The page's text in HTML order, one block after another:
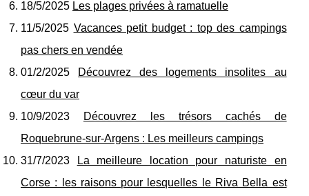
18/5/2025 Les plages privées à ramatuelle
11/5/2025 Vacances petit budget : top des campings
pas chers en vendée
01/2/2025
Découvrez des logements insolites au
cœur du var
10/9/2023
Découvrez les trésors cachés de
Roquebrune-sur-Argens : Les meilleurs campings
31/7/2023
La meilleure location pour naturiste en
Corse : les raisons pour lesquelles le Riva Bella est